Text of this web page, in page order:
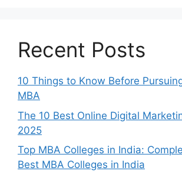
Recent Posts
10 Things to Know Before
MBA
The 10 Best Online Digital
2025
Top MBA Colleges in India:
Best MBA Colleges in India